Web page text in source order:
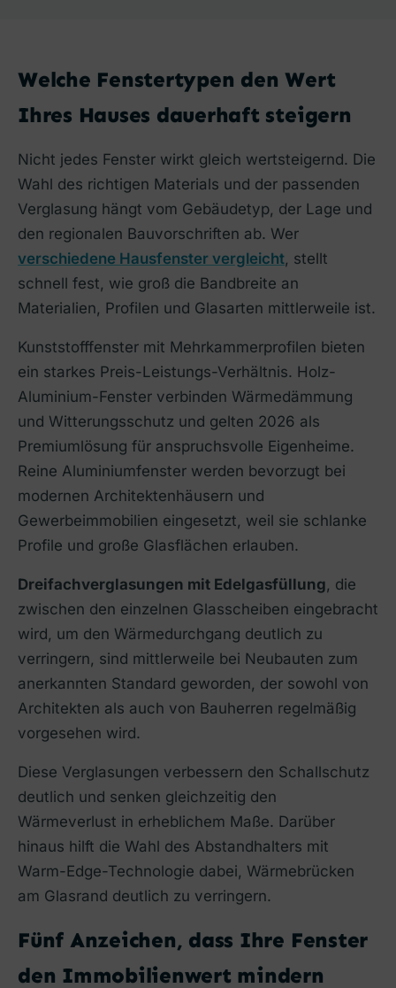
Welche Fenstertypen den Wert
Ihres Hauses dauerhaft steigern
Nicht jedes Fenster wirkt gleich wertsteigernd. Die
Wahl des richtigen Materials und der passenden
Verglasung hängt vom Gebäudetyp, der Lage und
den regionalen Bauvorschriften ab. Wer
verschiedene Hausfenster vergleicht, stellt
schnell fest, wie groß die Bandbreite an
Materialien, Profilen und Glasarten mittlerweile ist.
Kunststofffenster mit Mehrkammerprofilen bieten
ein starkes Preis-Leistungs-Verhältnis. Holz-
Aluminium-Fenster verbinden Wärmedämmung
und Witterungsschutz und gelten 2026 als
Premiumlösung für anspruchsvolle Eigenheime.
Reine Aluminiumfenster werden bevorzugt bei
modernen Architektenhäusern und
Gewerbeimmobilien eingesetzt, weil sie schlanke
Profile und große Glasflächen erlauben.
Dreifachverglasungen mit Edelgasfüllung, die
zwischen den einzelnen Glasscheiben eingebracht
wird, um den Wärmedurchgang deutlich zu
verringern, sind mittlerweile bei Neubauten zum
anerkannten Standard geworden, der sowohl von
Architekten als auch von Bauherren regelmäßig
vorgesehen wird.
Diese Verglasungen verbessern den Schallschutz
deutlich und senken gleichzeitig den
Wärmeverlust in erheblichem Maße. Darüber
hinaus hilft die Wahl des Abstandhalters mit
Warm-Edge-Technologie dabei, Wärmebrücken
am Glasrand deutlich zu verringern.
Fünf Anzeichen, dass Ihre Fenster
den Immobilienwert mindern